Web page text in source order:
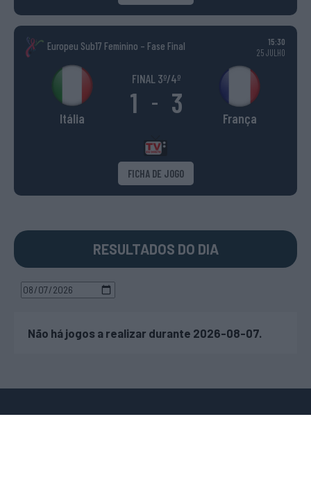
Europeu Sub17 Feminino – Fase Final
15:30
25 JULHO
Itália
FINAL 3º/4º
1 - 3 França
FICHA DE JOGO
RESULTADOS DO DIA
Não há jogos a realizar durante 2026-08-07.